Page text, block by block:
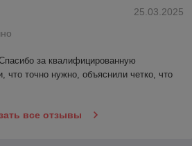
25.03.2025
за квалифицированную
что точно нужно, объяснили четко, что
все отзывы